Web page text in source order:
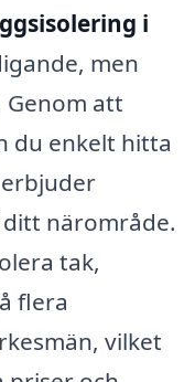
i
men
att
du enkelt hitta
närområde.
tak,
flera
vilket